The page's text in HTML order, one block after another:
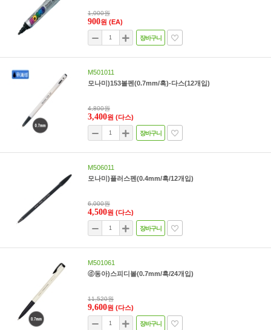
1,000원
900원 (EA)
장바구니
M501011
모나미)153볼펜(0.7mm/흑)-다스(12개입)
4,800원
3,400원 (다스)
장바구니
M506011
모나미)플러스펜(0.4mm/흑/12개입)
6,000원
4,500원 (다스)
장바구니
M501061
ⓓ동아)스피디볼(0.7mm/흑/24개입)
11,520원
9,600원 (다스)
장바구니